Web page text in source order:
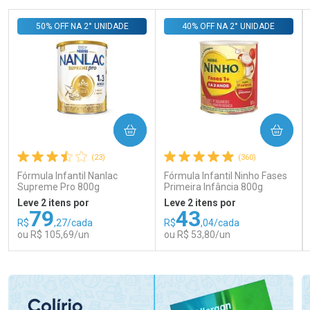
(23)
Fórmula Infantil Nanlac
Supreme Pro 800g
50% OFF NA 2° UNIDADE
Leve 2 itens por
R$79,27/cada
ou R$ 105,69/un
COMPRAR
(360)
Fórmula Infantil Ninho Fases
Primeira Infância 800g
40% OFF NA 2° UNIDADE
Leve 2 itens por
R$43,04/cada
ou R$ 53,80/un
COMPRAR
Laboratório
Por Menos